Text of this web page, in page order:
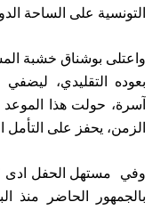
التونسية على الساحة
واعتلى بوشناق خشبة
بعوده التقليدي،
آسرة، حولت هذا
الزمن، يحفز على التأمل
وفي مستهل الحفل ادى
بالجمهور الحاضر منذ